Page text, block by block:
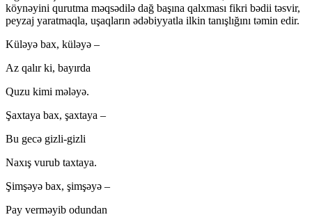
köynəyini qurutma məqsədilə dağ başına qalxması fikri bədii təsvir,
peyzaj yaratmaqla, uşaqların ədəbiyyatla ilkin tanışlığını təmin edir.
Küləyə bах, küləyə –
Аz qаlır ki, bаyırdа
Quzu kimi mələyə.
Şахtаyа bах, şахtаyа –
Bu gеcə gizli-gizli
Nахış vurub tахtаyа.
Şimşəyə bах, şimşəyə –
Pаy vеrməyib оdundаn